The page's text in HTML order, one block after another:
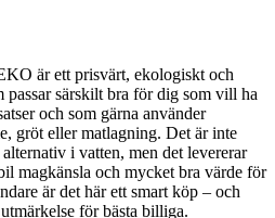
är ett prisvärt, ekologiskt och
passar särskilt bra för dig som vill ha
och som gärna använder
gröt eller matlagning. Det är inte
i vatten, men det levererar
magkänsla och mycket bra värde för
är det här ett smart köp – och
för bästa billiga.